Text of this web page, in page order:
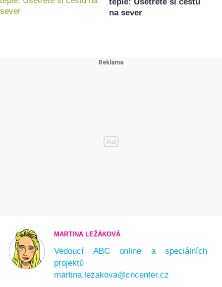
na sever
MARTINA LEŽÁKOVÁ
Vedoucí ABC online a speciálních
projektů
martina.lezakova@cncenter.cz